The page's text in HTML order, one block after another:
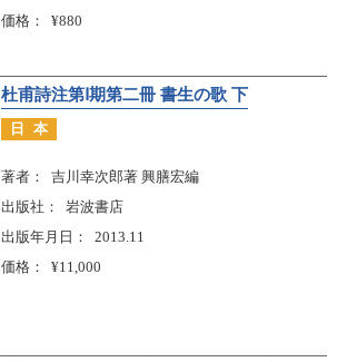
価格
¥880
杜甫詩注第Ⅰ期第二冊 書生の歌 下
日本
著者
吉川幸次郎著 興膳宏編
出版社
岩波書店
出版年月日
2013.11
価格
¥11,000